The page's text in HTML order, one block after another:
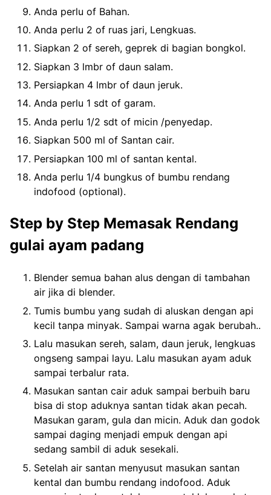
Anda perlu of Bahan.
Anda perlu 2 of ruas jari, Lengkuas.
Siapkan 2 of sereh, geprek di bagian bongkol.
Siapkan 3 lmbr of daun salam.
Persiapkan 4 lmbr of daun jeruk.
Anda perlu 1 sdt of garam.
Anda perlu 1/2 sdt of micin /penyedap.
Siapkan 500 ml of Santan cair.
Persiapkan 100 ml of santan kental.
Anda perlu 1/4 bungkus of bumbu rendang
indofood (optional).
Step by Step Memasak Rendang
gulai ayam padang
Blender semua bahan alus dengan di tambahan
air jika di blender.
Tumis bumbu yang sudah di aluskan dengan api
kecil tanpa minyak. Sampai warna agak berubah..
Lalu masukan sereh, salam, daun jeruk, lengkuas
ongseng sampai layu. Lalu masukan ayam aduk
sampai terbalur rata.
Masukan santan cair aduk sampai berbuih baru
bisa di stop aduknya santan tidak akan pecah.
Masukan garam, gula dan micin. Aduk dan godok
sampai daging menjadi empuk dengan api
sedang sambil di aduk sesekali.
Setelah air santan menyusut masukan santan
kental dan bumbu rendang indofood. Aduk